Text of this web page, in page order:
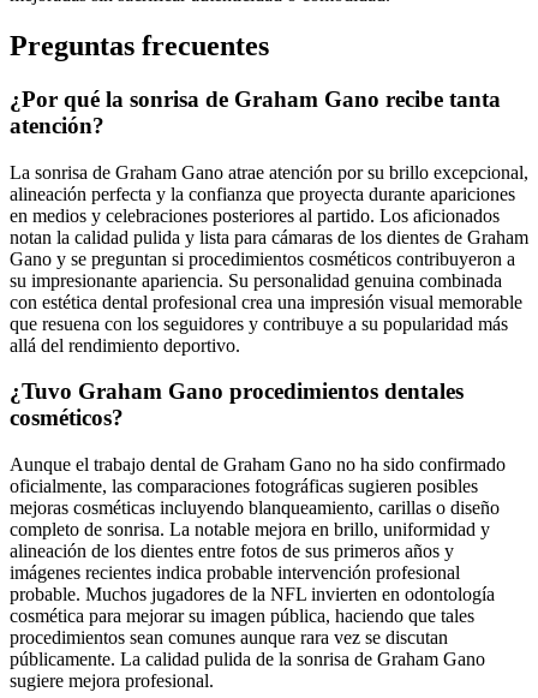
Preguntas frecuentes
¿Por qué la sonrisa de Graham Gano recibe tanta
atención?
La sonrisa de Graham Gano atrae atención por su brillo excepcional,
alineación perfecta y la confianza que proyecta durante apariciones
en medios y celebraciones posteriores al partido. Los aficionados
notan la calidad pulida y lista para cámaras de los dientes de Graham
Gano y se preguntan si procedimientos cosméticos contribuyeron a
su impresionante apariencia. Su personalidad genuina combinada
con estética dental profesional crea una impresión visual memorable
que resuena con los seguidores y contribuye a su popularidad más
allá del rendimiento deportivo.
¿Tuvo Graham Gano procedimientos dentales
cosméticos?
Aunque el trabajo dental de Graham Gano no ha sido confirmado
oficialmente, las comparaciones fotográficas sugieren posibles
mejoras cosméticas incluyendo blanqueamiento, carillas o diseño
completo de sonrisa. La notable mejora en brillo, uniformidad y
alineación de los dientes entre fotos de sus primeros años y
imágenes recientes indica probable intervención profesional
probable. Muchos jugadores de la NFL invierten en odontología
cosmética para mejorar su imagen pública, haciendo que tales
procedimientos sean comunes aunque rara vez se discutan
públicamente. La calidad pulida de la sonrisa de Graham Gano
sugiere mejora profesional.